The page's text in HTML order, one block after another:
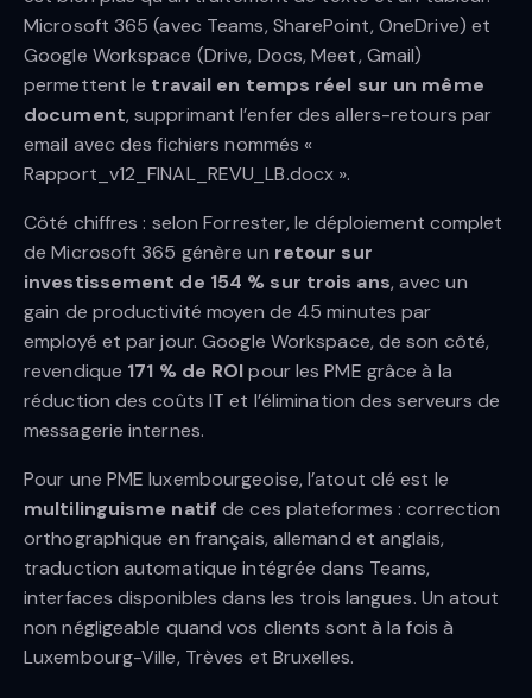
Microsoft 365 (avec Teams, SharePoint, OneDrive) et
Google Workspace (Drive, Docs, Meet, Gmail)
permettent le travail en temps réel sur un même
document, supprimant l’enfer des allers-retours par
email avec des fichiers nommés «
Rapport_v12_FINAL_REVU_LB.docx ».
Côté chiffres : selon Forrester, le déploiement complet
de Microsoft 365 génère un retour sur
investissement de 154 % sur trois ans, avec un
gain de productivité moyen de 45 minutes par
employé et par jour. Google Workspace, de son côté,
revendique 171 % de ROIpour les PME grâce à la
réduction des coûts IT et l’élimination des serveurs de
messagerie internes.
Pour une PME luxembourgeoise, l’atout clé est le
multilinguisme natif de ces plateformes : correction
orthographique en français, allemand et anglais,
traduction automatique intégrée dans Teams,
interfaces disponibles dans les trois langues. Un atout
non négligeable quand vos clients sont à la fois à
Luxembourg-Ville, Trèves et Bruxelles.